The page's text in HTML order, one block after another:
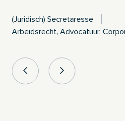
(Juridisch) Secretaresse
Arbeidsrecht, Advocatuur,